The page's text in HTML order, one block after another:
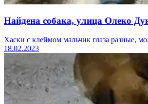
Найдена собака, улица Олеко
Хаски с клеймом мальчик глаза разные,
18.02.2023